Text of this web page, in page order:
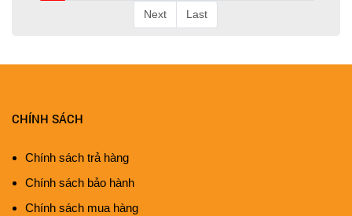
Next Last
CHÍNH SÁCH
Chính sách trả hàng
Chính sách bảo hành
Chính sách mua hàng